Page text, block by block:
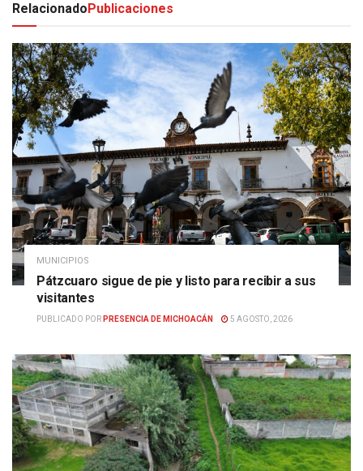
Relacionado Publicaciones
MUNICIPIOS
Pátzcuaro sigue de pie y listo para recibir a sus
visitantes
PUBLICADO POR PRESENCIA DE MICHOACÁN 5 AGOSTO, 2026